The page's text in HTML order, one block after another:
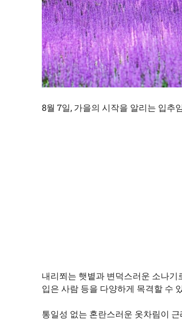
8월 7일, 가을의 시작을 알리는 입추
내리쬐는 햇볕과 변덕스러운 소나
입은 사람 등을 다양하게 목격할 수
통일성 없는 혼란스러운 옷차림이